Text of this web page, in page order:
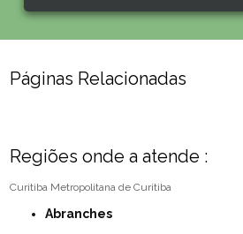
Páginas Relacionadas
Regiões onde a atende :
Curitiba Metropolitana de Curitiba
Abranches